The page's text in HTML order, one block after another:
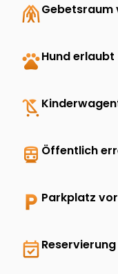
folded_handsGebetsraum
petsHund erlaubt
child_friendly
directions_transit Öffentlich
local_parking Parkplatz
event_available